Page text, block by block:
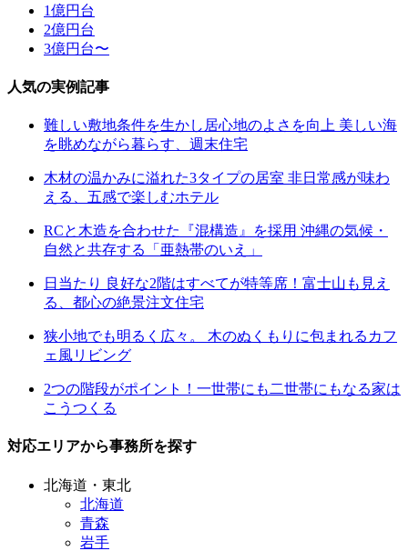
1億円台
2億円台
3億円台〜
人気の実例記事
難しい敷地条件を生かし居心地のよさを向上 美しい海
を眺めながら暮らす、週末住宅
木材の温かみに溢れた3タイプの居室 非日常感が味わ
える、五感で楽しむホテル
RCと木造を合わせた『混構造』を採用 沖縄の気候・
自然と共存する「亜熱帯のいえ」
日当たり 良好な2階はすべてが特等席！富士山も見え
る、都心の絶景注文住宅
狭小地でも明るく広々。 木のぬくもりに包まれるカフ
ェ風リビング
2つの階段がポイント！一世帯にも二世帯にもなる家は
こうつくる
対応エリアから事務所を探す
北海道・東北
北海道
青森
岩手